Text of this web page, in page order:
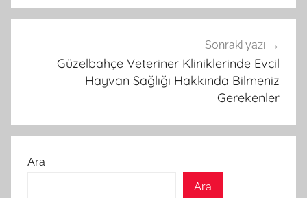
Sonraki yazı
Güzelbahçe Veteriner Kliniklerinde Evcil
Hayvan Sağlığı Hakkında Bilmeniz
Gerekenler
Ara
Ara